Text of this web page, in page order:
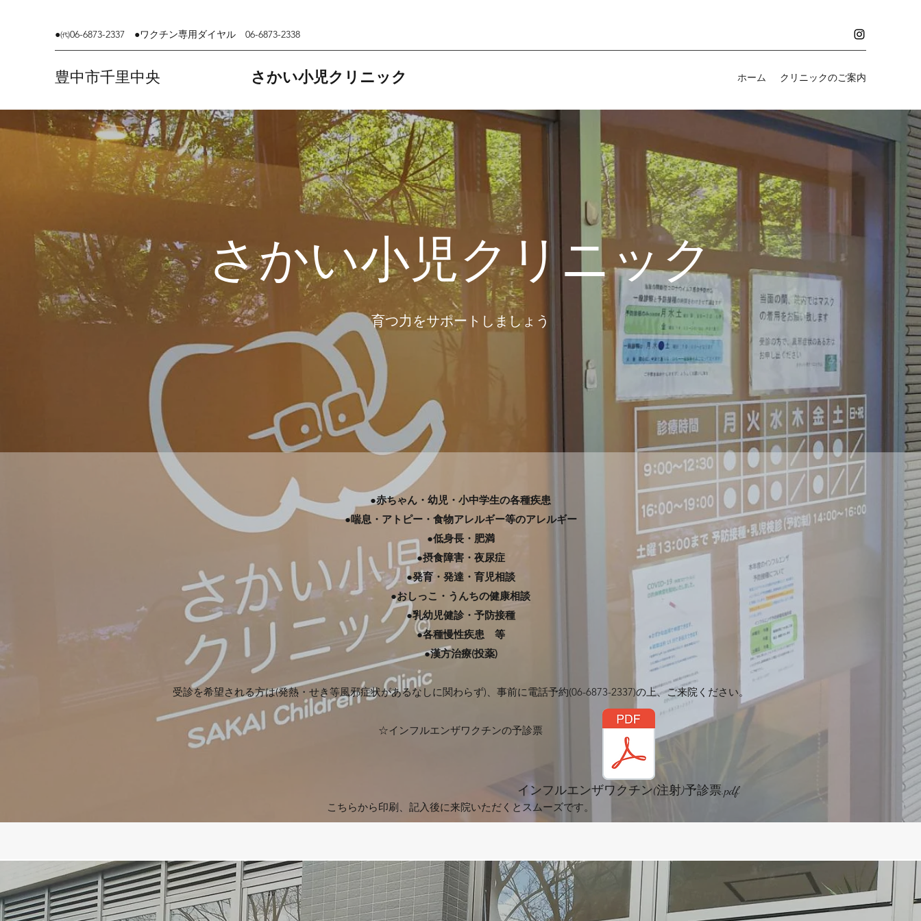
●㈹06-6873-2337 ●ワクチン専用ダイヤル 06-6873-2338
​豊中市千里中央 さかい小児クリニック ホーム クリニックのご案内
さかい小児クリニック
育つ力をサポートしましょう
●赤ちゃん・幼児・小中学生の各種疾患
●喘息・アトピー・食物アレルギー等のアレルギー
●低身長・肥満
●摂食障害・夜尿症
●発育・発達・育児相談
●おしっこ・うんちの健康相談
●乳幼児健診・予防接種
●各種慢性疾患 等
●漢方治療(投薬)
受診を希望される方は(発熱・せき等風邪症状があるなしに関わらず)、事前に電話予約(06-6873-2337)の上、ご来院ください。
☆インフルエンザワクチンの予診票
こちらから印刷、記入後に来院いただくとスムーズです。
インフルエンザワクチン(注射)予診票.pdf